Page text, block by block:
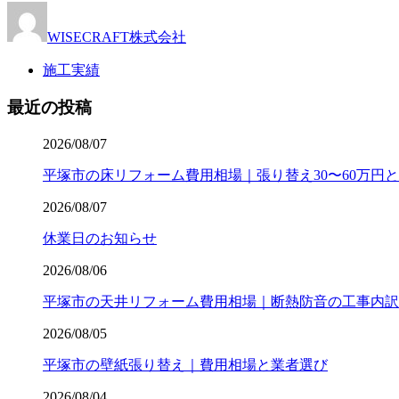
WISECRAFT株式会社
施工実績
最近の投稿
2026/08/07
平塚市の床リフォーム費用相場｜張り替え30〜60万円
2026/08/07
休業日のお知らせ
2026/08/06
平塚市の天井リフォーム費用相場｜断熱防音の工事内訳
2026/08/05
平塚市の壁紙張り替え｜費用相場と業者選び